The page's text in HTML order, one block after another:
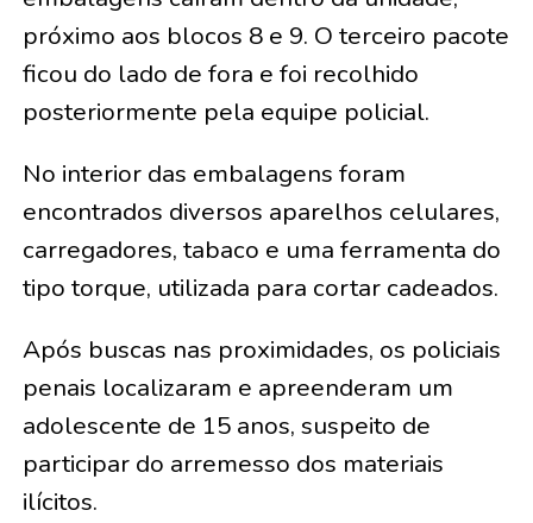
próximo aos blocos 8 e 9. O terceiro pacote
ficou do lado de fora e foi recolhido
posteriormente pela equipe policial.
No interior das embalagens foram
encontrados diversos aparelhos celulares,
carregadores, tabaco e uma ferramenta do
tipo torque, utilizada para cortar cadeados.
Após buscas nas proximidades, os policiais
penais localizaram e apreenderam um
adolescente de 15 anos, suspeito de
participar do arremesso dos materiais
ilícitos.